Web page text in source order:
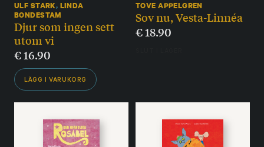
ULF STARK, LINDA
BONDESTAM
Djur som ingen sett
utom vi
€16.90
LÄGG I VARUKORG
TOVE APPELGREN
Sov nu, Vesta-Linnéa
€18.90